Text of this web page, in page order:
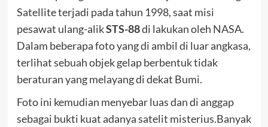
Satellite terjadi pada tahun 1998, saat misi
pesawat ulang-alikSTS-88di lakukan oleh NASA.
Dalam beberapa foto yang di ambil di luar angkasa,
terlihat sebuah objek gelap berbentuk tidak
beraturan yang melayang di dekat Bumi.
Foto ini kemudian menyebar luas dan di anggap
sebagai bukti kuat adanya satelit misterius.Banyak